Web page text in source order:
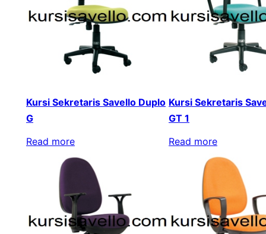
Kursi Sekretaris Savello Duplo
G
Read more
Kursi Sekretaris
GT 1
Read more